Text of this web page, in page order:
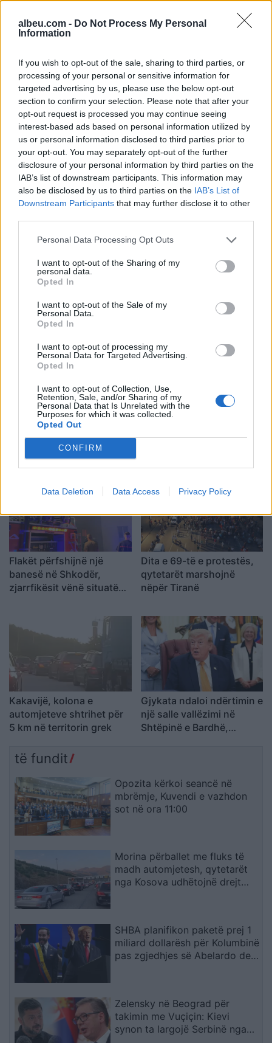
albeu.com - Do Not Process My Personal
Information
If you wish to opt-out of the sale, sharing to third parties, or
processing of your personal or sensitive information for
targeted advertising by us, please use the below opt-out
section to confirm your selection. Please note that after your
opt-out request is processed you may continue seeing
interest-based ads based on personal information utilized by
us or personal information disclosed to third parties prior to
your opt-out. You may separately opt-out of the further
disclosure of your personal information by third parties on the
IAB’s list of downstream participants. This information may
also be disclosed by us to third parties on the IAB’s List of
Downstream Participants that may further disclose it to other
Personal Data Processing Opt Outs
I want to opt-out of the Sharing of my
personal data.
Opted In
I want to opt-out of the Sale of my
Personal Data.
Opted In
I want to opt-out of processing my
Personal Data for Targeted Advertising.
Opted In
I want to opt-out of Collection, Use,
Retention, Sale, and/or Sharing of my
Personal Data that Is Unrelated with the
Purposes for which it was collected.
Opted Out
CONFIRM
Data Deletion Data Access Privacy Policy
Shtuarmë24.11.2024 10:22
Tags:
arrestime , Baste
Kurti kundërshton
marrëveshje nuk mund të
zhbëjë vullnetin qytetar
terrene të vështira
Koncerti i Kanye West
shkakton përplasje me
kalendarin e Champions
League në Kazakistan
Dita e tetë e protestës në
Divjakë, banorët
Flakët përfshijnë një
banesë në Shkodër,
zjarrfikësit vënë situatën
Dita e 69-të e protestës,
qytetarët marshojnë
nëpër Tiranë
Kakavijë, kolona e
automjeteve shtrihet për
5 km në territorin grek
Gjykata ndaloi ndërtimin e
një salle vallëzimi në
Shtëpinë e Bardhë,
të fundit
Opozita kërkoi seancë në
mbrëmje, Kuvendi e vazhdon
sot në ora 11:00
Morina përballet me fluks të
madh automjetesh, qytetarët
nga Kosova udhëtojnë drejt
SHBA planifikon paketë prej 1
miliard dollarësh për Kolumbinë
pas zgjedhjes së Abelardo de
Zelensky në Beograd për
takimin me Vuçiçin: Kievi
synon ta largojë Serbinë nga